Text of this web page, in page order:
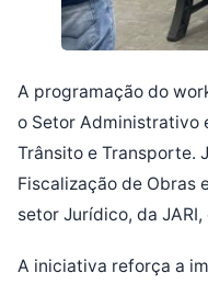
A programação do
o Setor Administrativo
Trânsito e Transporte.
Fiscalização de Obras
setor Jurídico, da
A iniciativa reforça a